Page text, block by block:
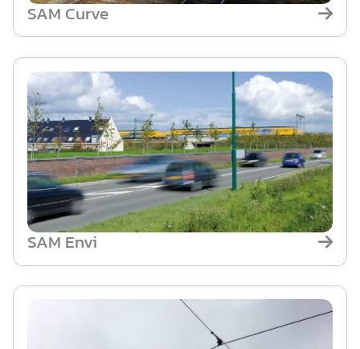
SAM Curve
SAM Envi